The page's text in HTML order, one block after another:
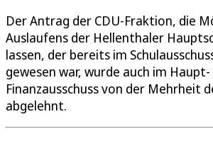
Der Antrag der CDU-Fraktion, die
Auslaufens der Hellenthaler
lassen, der bereits im
gewesen war, wurde auch im Haupt-
Finanzausschuss von der Mehrheit
abgelehnt.